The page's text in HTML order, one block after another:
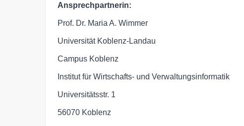
Ansprechpartnerin:
Prof. Dr. Maria A. Wimmer
Universität Koblenz-Landau
Campus Koblenz
Institut für Wirtschafts- und Verwaltungsinformatik
Universitätsstr. 1
56070 Koblenz